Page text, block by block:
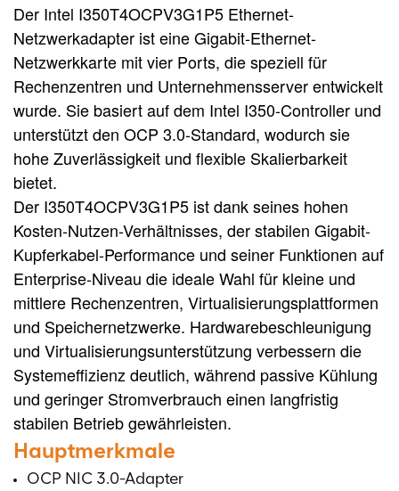
Der Intel I350T4OCPV3G1P5 Ethernet-
Netzwerkadapter ist eine Gigabit-Ethernet-
Netzwerkkarte mit vier Ports, die speziell für
Rechenzentren und Unternehmensserver entwickelt
wurde. Sie basiert auf dem Intel I350-Controller und
unterstützt den OCP 3.0-Standard, wodurch sie
hohe Zuverlässigkeit und flexible Skalierbarkeit
bietet.
Der I350T4OCPV3G1P5 ist dank seines hohen
Kosten-Nutzen-Verhältnisses, der stabilen Gigabit-
Kupferkabel-Performance und seiner Funktionen auf
Enterprise-Niveau die ideale Wahl für kleine und
mittlere Rechenzentren, Virtualisierungsplattformen
und Speichernetzwerke. Hardwarebeschleunigung
und Virtualisierungsunterstützung verbessern die
Systemeffizienz deutlich, während passive Kühlung
und geringer Stromverbrauch einen langfristig
stabilen Betrieb gewährleisten.
Hauptmerkmale
OCP NIC 3.0-Adapter